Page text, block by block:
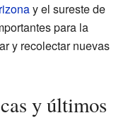
y el sureste de
para la
y recolectar nuevas
y últimos